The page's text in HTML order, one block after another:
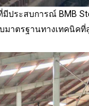
ประสบการณ์ BMB
มาตรฐานทางเทคนิคที่